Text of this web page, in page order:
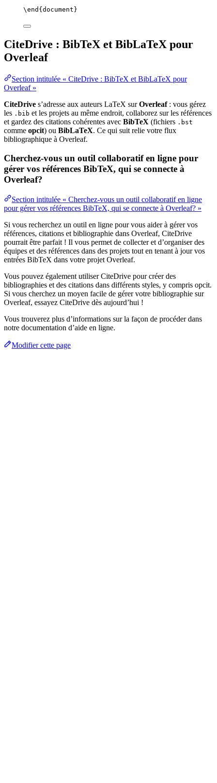
\end { document }
CiteDrive : BibTeX et BibLaTeX pour
Overleaf
Section intitulée « CiteDrive : BibTeX et BibLaTeX pour
Overleaf »
CiteDrive s’adresse aux auteurs LaTeX surOverleaf: vous gérez
les .bib et les projets au même endroit, collaborez sur les références
et gardez des citations cohérentes avec BibTeX (fichiers .bst
comme opcit) ou BibLaTeX. Ce qui suit relie votre flux
bibliographique à Overleaf.
Cherchez-vous un outil collaboratif en ligne pour
gérer vos références BibTeX, qui se connecte à
Overleaf?
Section intitulée « Cherchez-vous un outil collaboratif en ligne
pour gérer vos références BibTeX, qui se connecte à Overleaf? »
Si vous recherchez un outil en ligne pour vous aider à gérer vos
références, citations et bibliographie dans Overleaf, CiteDrive
pourrait être parfait ! Il vous permet de collecter et d’organiser des
équipes et des références dans des projets tout en tenant à jour vos
entrées BibTeX dans votre projet Overleaf.
Vous pouvez également utiliser CiteDrive pour créer des
bibliographies et des citations dans différents styles, y compris opcit.
Si vous cherchez un moyen facile de gérer votre bibliographie sur
Overleaf, essayez CiteDrive dès aujourd’hui !
Vous trouverez plus d’informations sur la façon de procéder dans
notre documentation d’aide en ligne.
Modifier cette page